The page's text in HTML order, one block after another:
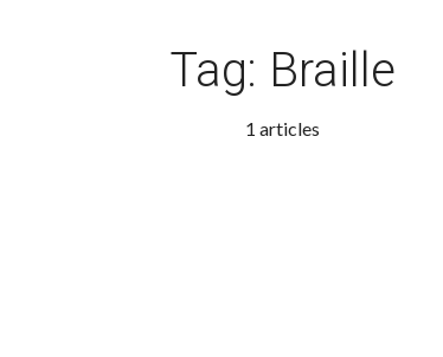
Tag: Braille
1 articles